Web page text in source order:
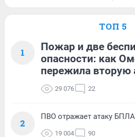
ТОП 5
1
Пожар и две
опасности: как
пережила вторую
29 076 22
2
ПВО отражает атаку
19 004 90